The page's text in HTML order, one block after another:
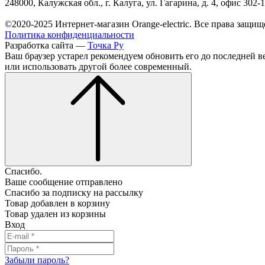
248000, Калужская обл., г. Калуга, ул. Гагарина, д. 4, офис 302-
©2020-2025 Интернет-магазин Orange-electric. Все права
Политика конфиденциальности
Разработка сайта — Точка Ру
Ваш браузер устарел рекомендуем обновить его до последней
или использовать другой более современный.
Спасибо.
Ваше сообщение отправлено
Спасибо за подписку на рассылку
Товар добавлен в корзину
Товар удален из корзины
Вход
Забыли пароль?